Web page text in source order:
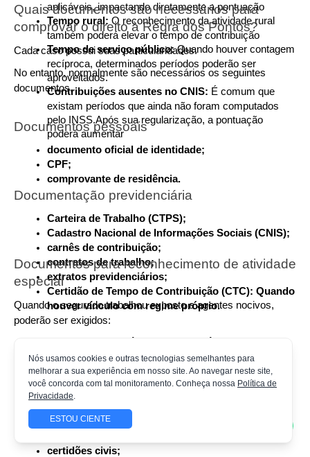
aplicáveis, impactando diretamente a pontuação
Tempo rural: O reconhecimento da atividade rural
também poderá elevar o tempo de contribuição
Tempo de serviço público: Quando houver contagem
recíproca, determinados períodos poderão ser
aproveitados.
Contribuições ausentes no CNIS: É comum que
existam períodos que ainda não foram computados
pelo INSS.Após sua regularização, a pontuação
poderá aumentar
Quais documentos são necessários para
comprovar o direito à Regra dos Pontos?
Cada caso possui suas particularidades.
No entanto, normalmente são necessários os seguintes
documentos.
Documentos pessoais
documento oficial de identidade;
CPF;
comprovante de residência.
Documentação previdenciária
Carteira de Trabalho (CTPS);
Cadastro Nacional de Informações Sociais (CNIS);
carnês de contribuição;
contratos de trabalho;
extratos previdenciários;
Certidão de Tempo de Contribuição (CTC): Quando
houver vínculo com regime próprio.
Documentos para reconhecimento de atividade
especial
Quando o segurado trabalhou exposto a agentes nocivos,
poderão ser exigidos:
Laudo Técnico das Condições Ambientais do
Trabalho (LTCAT), quando cabível;
laudos técnicos;
formulários antigos aceitos pela legislação.
Documentos para comprovação de atividade
rural
Dependendo da situação, poderão ser utilizados:
certidões civis;
Nós usamos cookies e outras tecnologias semelhantes para
melhorar a sua experiência em nosso site. Ao navegar neste site,
você concorda com tal monitoramento. Conheça nossa Política de
Privacidade.
ESTOU CIENTE